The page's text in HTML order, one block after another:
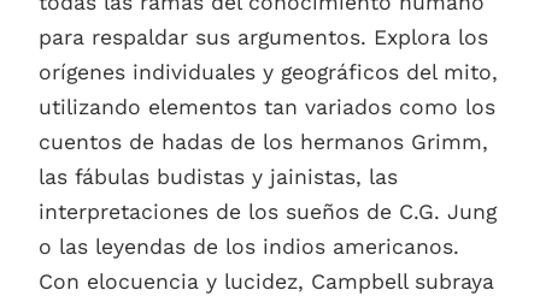
para respaldar sus argumentos. Explora los
orígenes individuales y geográficos del mito,
utilizando elementos tan variados como los
cuentos de hadas de los hermanos Grimm,
las fábulas budistas y jainistas, las
interpretaciones de los sueños de C.G. Jung
o las leyendas de los indios americanos.
Con elocuencia y lucidez, Campbell subraya